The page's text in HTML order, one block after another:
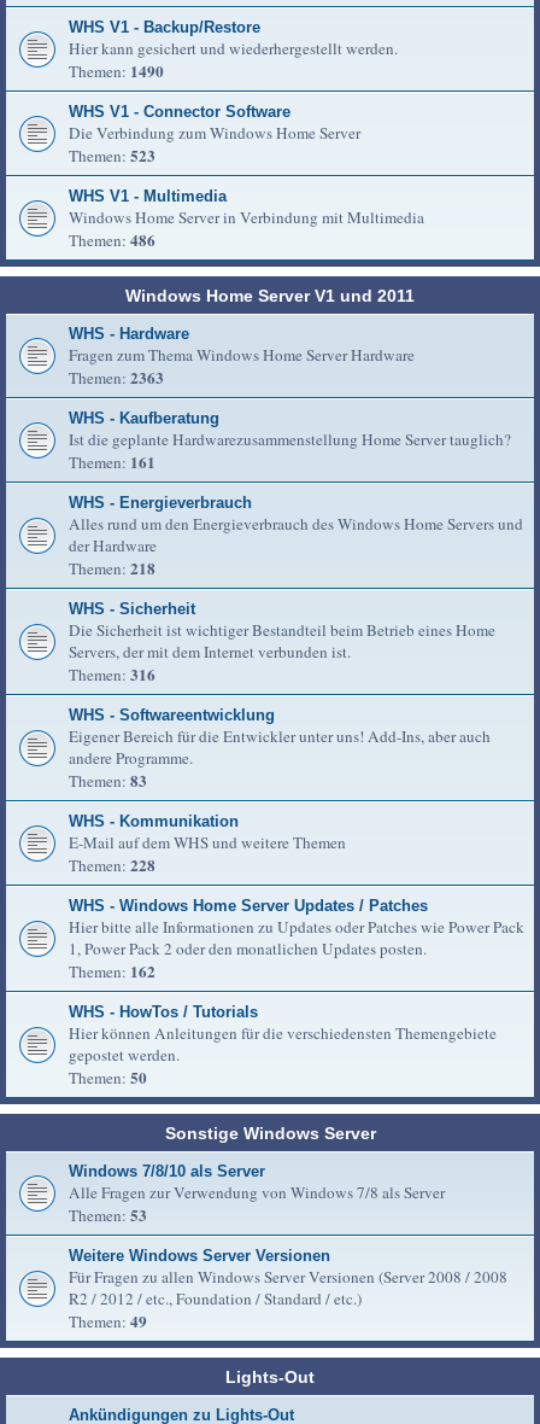
WHS V1 - Backup/Restore
Hier kann gesichert und wiederhergestellt werden.
Themen: 1490
WHS V1 - Connector Software
Die Verbindung zum Windows Home Server
Themen: 523
WHS V1 - Multimedia
Windows Home Server in Verbindung mit Multimedia
Themen: 486
Windows Home Server V1 und 2011
WHS - Hardware
Fragen zum Thema Windows Home Server Hardware
Themen: 2363
WHS - Kaufberatung
Ist die geplante Hardwarezusammenstellung Home Server tauglich?
Themen: 161
WHS - Energieverbrauch
Alles rund um den Energieverbrauch des Windows Home Servers und
der Hardware
Themen: 218
WHS - Sicherheit
Die Sicherheit ist wichtiger Bestandteil beim Betrieb eines Home
Servers, der mit dem Internet verbunden ist.
Themen: 316
WHS - Softwareentwicklung
Eigener Bereich für die Entwickler unter uns! Add-Ins, aber auch
andere Programme.
Themen: 83
WHS - Kommunikation
E-Mail auf dem WHS und weitere Themen
Themen: 228
WHS - Windows Home Server Updates / Patches
Hier bitte alle Informationen zu Updates oder Patches wie Power Pack
1, Power Pack 2 oder den monatlichen Updates posten.
Themen: 162
WHS - HowTos / Tutorials
Hier können Anleitungen für die verschiedensten Themengebiete
gepostet werden.
Themen: 50
Sonstige Windows Server
Windows 7/8/10 als Server
Alle Fragen zur Verwendung von Windows 7/8 als Server
Themen: 53
Weitere Windows Server Versionen
Für Fragen zu allen Windows Server Versionen (Server 2008 / 2008
R2 / 2012 / etc., Foundation / Standard / etc.)
Themen: 49
Lights-Out
Ankündigungen zu Lights-Out